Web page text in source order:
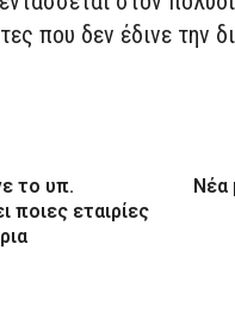
που δεν έδινε την
το υπ.
ποιες εταιρίες
Νέα